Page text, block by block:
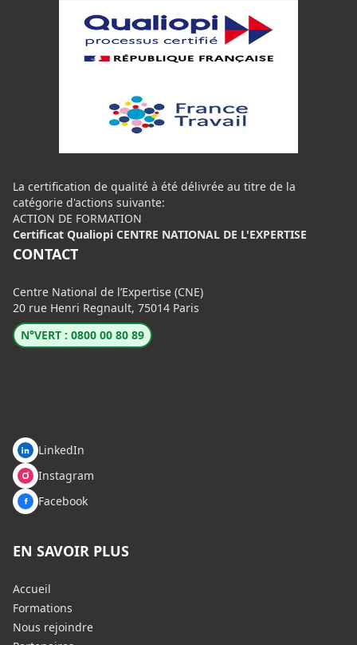
La certification de qualité à été délivrée au titre de la
catégorie d'actions suivante:
ACTION DE FORMATION
Certificat Qualiopi CENTRE NATIONAL DE L'EXPERTISE
CONTACT
Centre National de l’Expertise (CNE)
20 rue Henri Regnault, 75014 Paris
N°VERT : 0800 00 80 89
LinkedIn
Instagram
Facebook
EN SAVOIR PLUS
Accueil
Formations
Nous rejoindre